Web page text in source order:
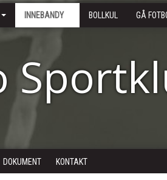
INNEBANDY BOLLKUL GÅ
DOKUMENT KONTAKT